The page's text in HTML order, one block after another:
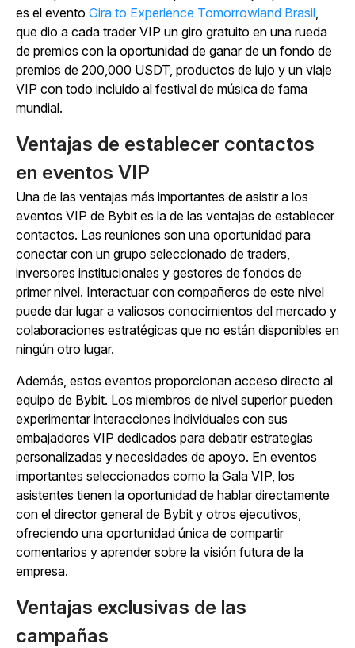
es el evento Gira to Experience Tomorrowland Brasil
que dio a cada trader VIP un giro gratuito en una rueda
de premios con la oportunidad de ganar de un fondo de
premios de 200,000 USDT, productos de lujo y un viaje
VIP con todo incluido al festival de música de fama
mundial.
Ventajas de establecer contactos
en eventos VIP
Una de las ventajas más importantes de asistir a los
eventos VIP de Bybit es la de las ventajas de establecer
contactos. Las reuniones son una oportunidad para
conectar con un grupo seleccionado de traders,
inversores institucionales y gestores de fondos de
primer nivel. Interactuar con compañeros de este nivel
puede dar lugar a valiosos conocimientos del mercado y
colaboraciones estratégicas que no están disponibles en
ningún otro lugar.
Además, estos eventos proporcionan acceso directo al
equipo de Bybit. Los miembros de nivel superior pueden
experimentar interacciones individuales con sus
embajadores VIP dedicados para debatir estrategias
personalizadas y necesidades de apoyo. En eventos
importantes seleccionados como la Gala VIP, los
asistentes tienen la oportunidad de hablar directamente
con el director general de Bybit y otros ejecutivos,
ofreciendo una oportunidad única de compartir
comentarios y aprender sobre la visión futura de la
empresa.
Ventajas exclusivas de las
campañas